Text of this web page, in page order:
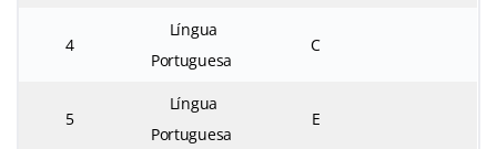
4
Língua
Portuguesa
C
5
Língua
Portuguesa
E